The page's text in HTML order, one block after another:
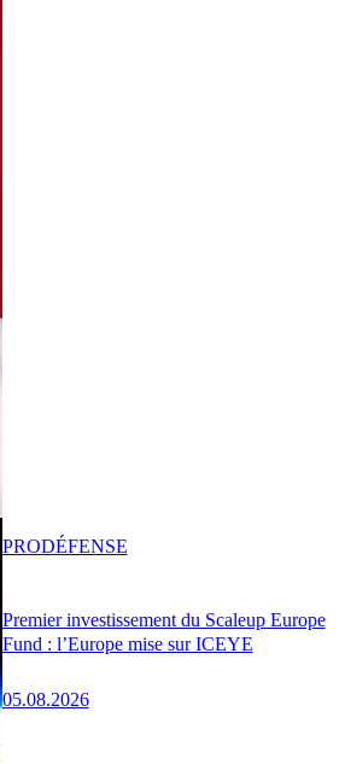
Premier investissement du Scaleup Europe
Fund : l’Europe mise sur ICEYE
05.08.2026
PRODÉFENSE